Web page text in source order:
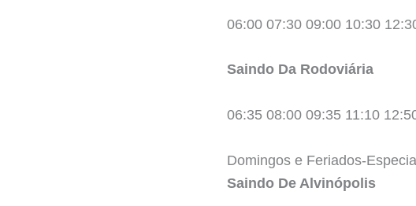
06:00 07:30 09:00 10:30
Saindo Da Rodoviária
06:35 08:00 09:35 11:10
Domingos e Feriados-
Saindo De Alvinópolis